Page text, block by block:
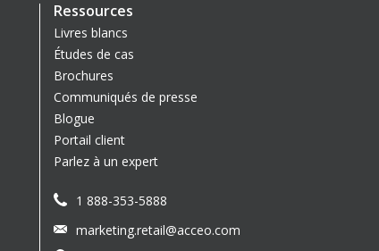
Ressources
Livres blancs
Études de cas
Brochures
Communiqués de presse
Blogue
Portail client
Parlez à un expert
1 888-353-5888
marketing.retail@acceo.com